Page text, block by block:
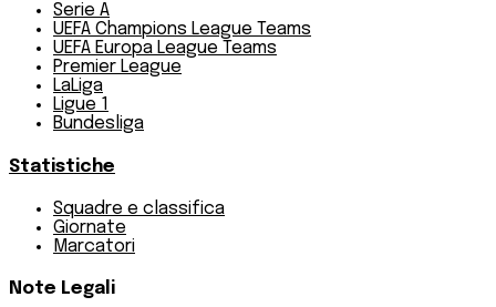
Serie A
UEFA Champions League Teams
UEFA Europa League Teams
Premier League
LaLiga
Ligue 1
Bundesliga
Statistiche
Squadre e classifica
Giornate
Marcatori
Note Legali